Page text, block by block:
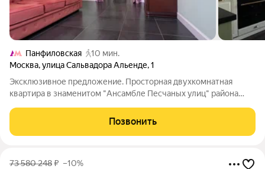
Панфиловская
10 мин.
Москва,улица Сальвадора Альенде,1
Эксклюзивное предложение. Просторная двухкомнатная
квартира в знаменитом "Ансамбле Песчаных улиц" района
великолепные видовые характеристики. В квартире выполнен
качественный фундаментальный ремонт,
Позвонить
73 580 248₽ –10%